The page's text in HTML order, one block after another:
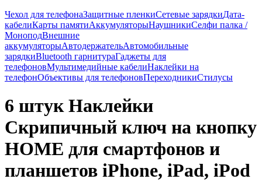
Чехол для телефонаЗащитные пленкиСетевые зарядкиДата-
кабелиКарты памятиАккумуляторыНаушникиСелфи палка /
МоноподВнешние
аккумуляторыАвтодержательАвтомобильные
зарядкиBluetooth гарнитураГаджеты для
телефоновМультимедийные кабелиНаклейки на
телефонОбъективы для телефоновПереходникиСтилусы
6 штук Наклейки
Скрипичный ключ на кнопку
HOME для смартфонов и
планшетов iPhone, iPad, iPod